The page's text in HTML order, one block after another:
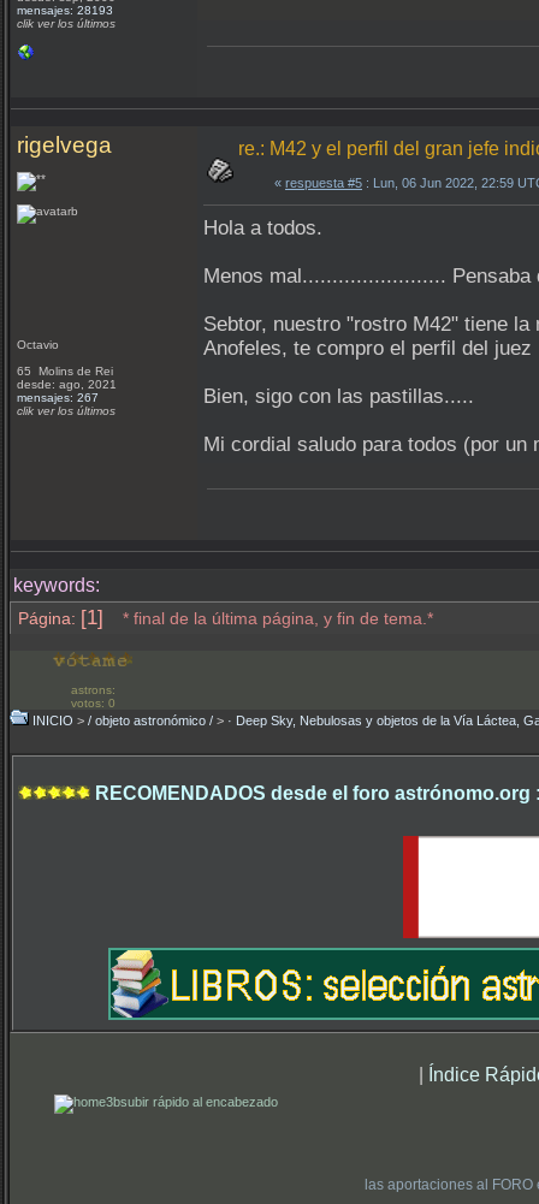
mensajes: 28193
clik ver los últimos
rigelvega
Octavio
65 Molins de Rei
desde: ago, 2021
mensajes: 267
clik ver los últimos
re.: M42 y el perfil del gran jefe
« respuesta #5 : Lun, 06 Jun 2022, 22:59
Hola a todos.
Menos mal........................ Pensaba
Sebtor, nuestro "rostro M42" tiene
Anofeles, te compro el perfil del
Bien, sigo con las pastillas.....
Mi cordial saludo para todos (por
keywords:
Página: [1] * final de la última página, y fin de tema.*
astrons:
votos: 0
INICIO > / objeto astronómico / > · Deep Sky, Nebulosas y objetos de la Vía Láctea,
RECOMENDADOS desde el foro astrónomo.org
| Índice
subir rápido al encabezado
las aportaciones al